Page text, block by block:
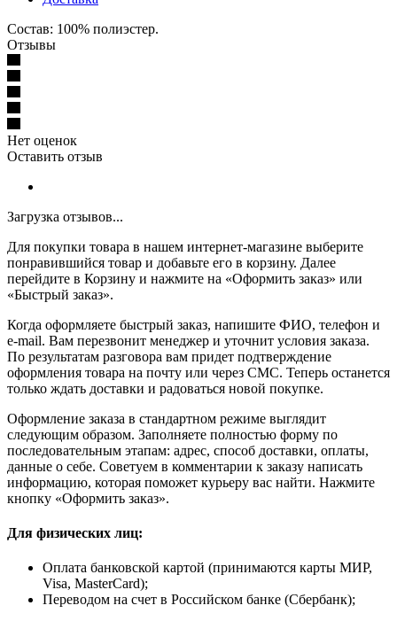
Состав: 100% полиэстер.
Отзывы
Нет оценок
Оставить отзыв
Загрузка отзывов...
Для покупки товара в нашем интернет-магазине выберите
понравившийся товар и добавьте его в корзину. Далее
перейдите в Корзину и нажмите на «Оформить заказ» или
«Быстрый заказ».
Когда оформляете быстрый заказ, напишите ФИО, телефон и
e-mail. Вам перезвонит менеджер и уточнит условия заказа.
По результатам разговора вам придет подтверждение
оформления товара на почту или через СМС. Теперь останется
только ждать доставки и радоваться новой покупке.
Оформление заказа в стандартном режиме выглядит
следующим образом. Заполняете полностью форму по
последовательным этапам: адрес, способ доставки, оплаты,
данные о себе. Советуем в комментарии к заказу написать
информацию, которая поможет курьеру вас найти. Нажмите
кнопку «Оформить заказ».
Для физических лиц:
Оплата банковской картой (принимаются карты МИР,
Visa, MasterCard);
Переводом на счет в Российском банке (Сбербанк);